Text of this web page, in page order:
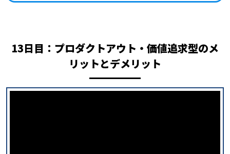
13日目：プロダクトアウト・価値追求型のメ
リットとデメリット